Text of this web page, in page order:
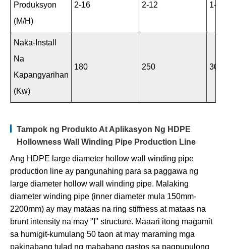
Produksyon
(m/h)
2-16 2-12 1-6
Naka-Install
Na
Kapangyarihan
(kw)
180 250 300
Tampok ng Produkto At Aplikasyon Ng HDPE
Hollowness Wall Winding Pipe Production Line
Ang HDPE large diameter hollow wall winding pipe
production line ay pangunahing para sa paggawa ng
large diameter hollow wall winding pipe. Malaking
diameter winding pipe (inner diameter mula 150mm-
2200mm) ay may mataas na ring stiffness at mataas na
brunt intensity na may "I" structure. Maaari itong magamit
sa humigit-kumulang 50 taon at may maraming mga
pakinabang tulad ng mababang gastos sa pagpupulong